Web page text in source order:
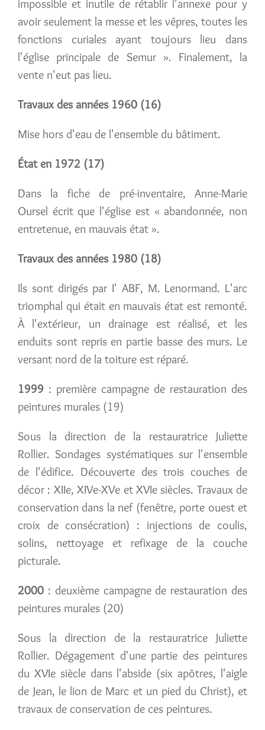
impossible et inutile de rétablir l'annexe pour y
avoir seulement la messe et les vêpres, toutes les
fonctions curiales ayant toujours lieu dans
l'église principale de Semur ». Finalement, la
vente n'eut pas lieu.
Travaux des années 1960 (16)
Mise hors d'eau de l'ensemble du bâtiment.
État en 1972 (17)
Dans la fiche de pré-inventaire, Anne-Marie
Oursel écrit que l'église est « abandonnée, non
entretenue, en mauvais état ».
Travaux des années 1980 (18)
Ils sont dirigés par I' ABF, M. Lenormand. L'arc
triomphal qui était en mauvais état est remonté.
À l'extérieur, un drainage est réalisé, et les
enduits sont repris en partie basse des murs. Le
versant nord de la toiture est réparé.
1999 : première campagne de restauration des
peintures murales (19)
Sous la direction de la restauratrice Juliette
Rollier. Sondages systématiques sur l'ensemble
de l'édifice. Découverte des trois couches de
décor : XIIe, XIVe-XVe et XVIe siècles. Travaux de
conservation dans la nef (fenêtre, porte ouest et
croix de consécration) : injections de coulis,
solins, nettoyage et refixage de la couche
picturale.
2000 : deuxième campagne de restauration des
peintures murales (20)
Sous la direction de la restauratrice Juliette
Rollier. Dégagement d'une partie des peintures
du XVIe siècle dans l'abside (six apôtres, l'aigle
de Jean, le lion de Marc et un pied du Christ), et
travaux de conservation de ces peintures.